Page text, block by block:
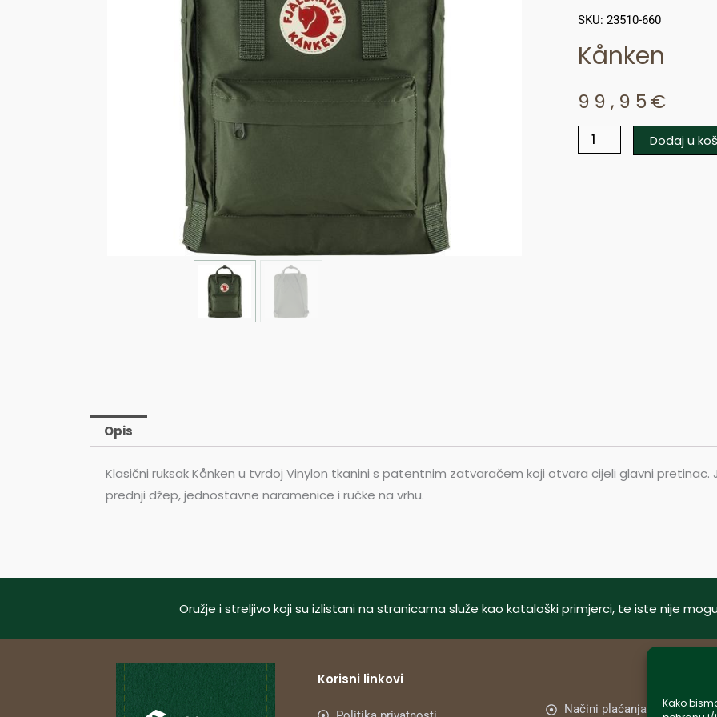
Kako
SKU: 23510-660
Kånken
99,95 €
Kånken
Dodaj u
Opis
Klasični ruksak Kånken u tvrdoj Vinylon tkanini s patentnim zatvaračem koji otvara cijeli glavni pretinac.
prednji džep, jednostavne naramenice i ručke na vrhu.
Oružje i streljivo koji su izlistani na stranicama služe kao kataloški primjerci, te iste nije
Korisni linkovi
Načini plaćanja